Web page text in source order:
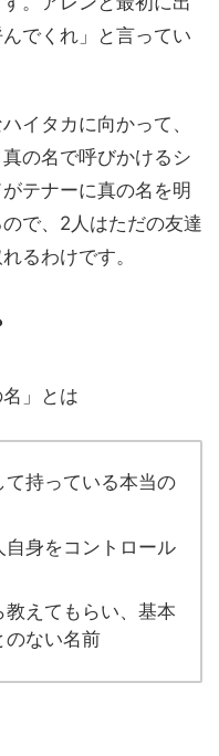
でくれ」と言ってい
イタカに向かって、
の名で呼びかけるシ
テナーに真の名を明
で、2人はただの友達
るわけです。
」とは
て持っている本当の
身をコントロール
えてもらい、基本
のない名前